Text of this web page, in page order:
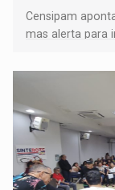
Censipam
mas alerta para